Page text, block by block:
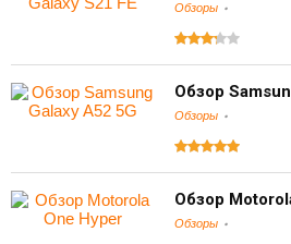
Обзоры
Обзор
Обзоры
Обзор
Обзоры